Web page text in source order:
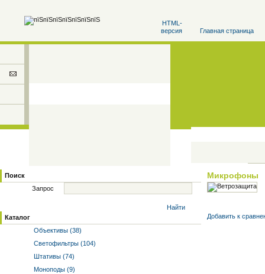
HTML-
версия
Главная страница
Поиск
Запрос
Найти
Каталог
Объективы (38)
Светофильтры (104)
Штативы (74)
Моноподы (9)
Микрофоны
Добавить к